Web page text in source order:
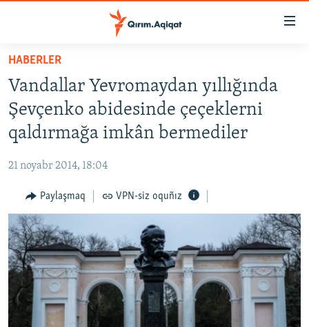
Esas
qaytmaq
Baş
navigatsiyağa
qaytmaq
Qıdıruvğa
qaytmaq
HABERLER
İQTİSADİYAT
MEDENİYET
İNSAN AQLARI
VİDEO
SÜRET
BLOGLAR
FİKİR
HABERLER
Vandallar Yevromaydan yıllığında
Şevçenko abidesinde çeçeklerni
qaldırmağa imkân bermediler
21 noyabr 2014, 18:04
Paylaşmaq VPN-siz oquñız